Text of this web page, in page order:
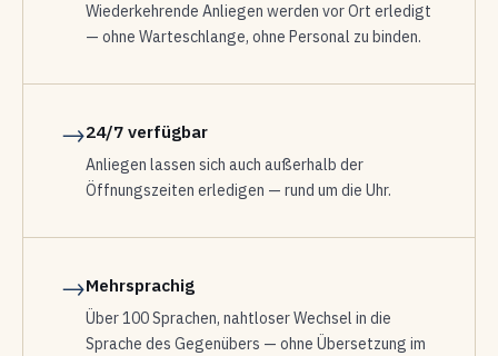
Wiederkehrende Anliegen werden vor Ort erledigt
— ohne Warteschlange, ohne Personal zu binden.
→24/7 verfügbar
Anliegen lassen sich auch außerhalb der
Öffnungszeiten erledigen — rund um die Uhr.
→Mehrsprachig
Über 100 Sprachen, nahtloser Wechsel in die
Sprache des Gegenübers — ohne Übersetzung im